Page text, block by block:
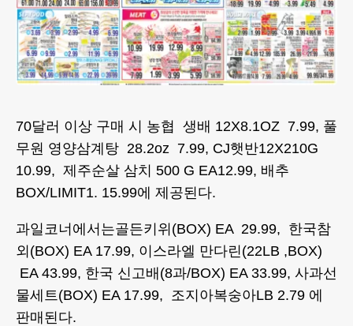
70달러 이상 구매 시 농협 생배 12X8.1OZ 7.99, 풀
무원 영양삼계탕 28.2oz 7.99, CJ햇반12X210G
10.99, 제주순살 삼치 500 G EA12.99, 배추
BOX/LIMIT1. 15.99에 제공된다.
과일코너에서는골든키위(BOX) EA 29.99, 한국참
외(BOX) EA 17.99, 이스라엘 만다린(22LB ,BOX)
EA 43.99, 한국 신고배(8과/BOX) EA 33.99, 사과선
물세트(BOX) EA 17.99, 조지아복숭아LB 2.79 에
판매된다.